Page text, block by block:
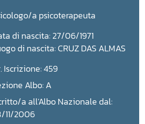
a psicoterapeuta
di nascita: 27/06/1971
di nascita: CRUZ DAS ALMAS
Iscrizione: 459
Albo: A
a all'Albo Nazionale dal:
11/2006